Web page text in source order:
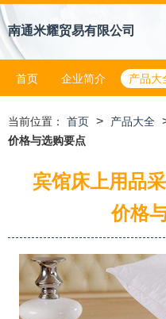
南通米耀贸易有限公司
首页 企业简介 产品大
当前位置： 首页 > 产品大全
价格与选购要点
宾馆床上用品
价格